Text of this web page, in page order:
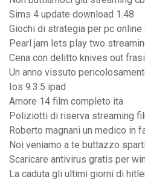
Sims 4 update download 1.48
Giochi di strategia per pc online
Pearl jam lets play two
Cena con delitto knives out frasi
Un anno vissuto
Ios 9.3.5 ipad
Amore 14 film completo ita
Poliziotti di riserva streaming
Roberto magnani un medico in
Noi veniamo a te buttazzo
Scaricare antivirus gratis per
La caduta gli ultimi giorni di